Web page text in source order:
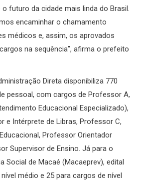
futuro da cidade mais linda do Brasil.
encaminhar o chamamento
médicos e, assim, os aprovados
na sequência”, afirma o prefeito
Direta disponibiliza 770
pessoal, com cargos de Professor A,
Educacional Especializado),
e Intérprete de Libras, Professor C,
Professor Orientador
Supervisor de Ensino. Já para o
Social de Macaé (Macaeprev), edital
médio e 25 para cargos de nível